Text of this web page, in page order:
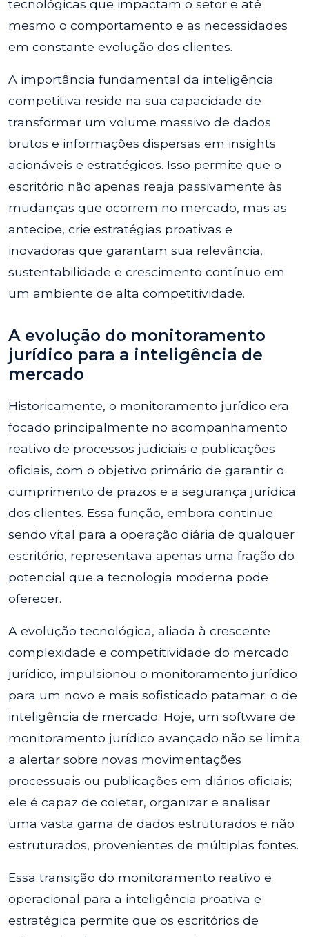
tecnológicas que impactam o setor e até
mesmo o comportamento e as necessidades
em constante evolução dos clientes.
A importância fundamental da inteligência
competitiva reside na sua capacidade de
transformar um volume massivo de dados
brutos e informações dispersas em insights
acionáveis e estratégicos. Isso permite que o
escritório não apenas reaja passivamente às
mudanças que ocorrem no mercado, mas as
antecipe, crie estratégias proativas e
inovadoras que garantam sua relevância,
sustentabilidade e crescimento contínuo em
um ambiente de alta competitividade.
A evolução do monitoramento
jurídico para a inteligência de
mercado
Historicamente, o monitoramento jurídico era
focado principalmente no acompanhamento
reativo de processos judiciais e publicações
oficiais, com o objetivo primário de garantir o
cumprimento de prazos e a segurança jurídica
dos clientes. Essa função, embora continue
sendo vital para a operação diária de qualquer
escritório, representava apenas uma fração do
potencial que a tecnologia moderna pode
oferecer.
A evolução tecnológica, aliada à crescente
complexidade e competitividade do mercado
jurídico, impulsionou o monitoramento jurídico
para um novo e mais sofisticado patamar: o de
inteligência de mercado. Hoje, um software de
monitoramento jurídico avançado não se limita
a alertar sobre novas movimentações
processuais ou publicações em diários oficiais;
ele é capaz de coletar, organizar e analisar
uma vasta gama de dados estruturados e não
estruturados, provenientes de múltiplas fontes.
Essa transição do monitoramento reativo e
operacional para a inteligência proativa e
estratégica permite que os escritórios de